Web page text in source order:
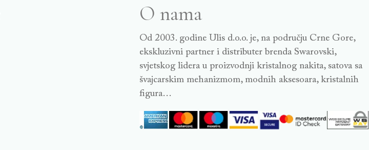
O nama
Od 2003. godine Ulis d.o.o. je, na području Crne Gore,
ekskluzivni partner i distributer brenda Swarovski,
svjetskog lidera u proizvodnji kristalnog nakita, satova sa
švajcarskim mehanizmom, modnih aksesoara, kristalnih
figura…